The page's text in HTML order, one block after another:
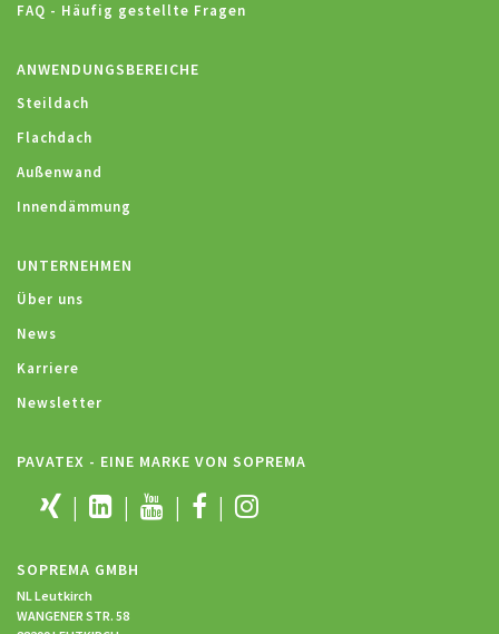
FAQ - Häufig gestellte Fragen
ANWENDUNGSBEREICHE
Steildach
Flachdach
Außenwand
Innendämmung
UNTERNEHMEN
Über uns
News
Karriere
Newsletter
PAVATEX - EINE MARKE VON SOPREMA
SOPREMA GMBH
NL Leutkirch
WANGENER STR. 58